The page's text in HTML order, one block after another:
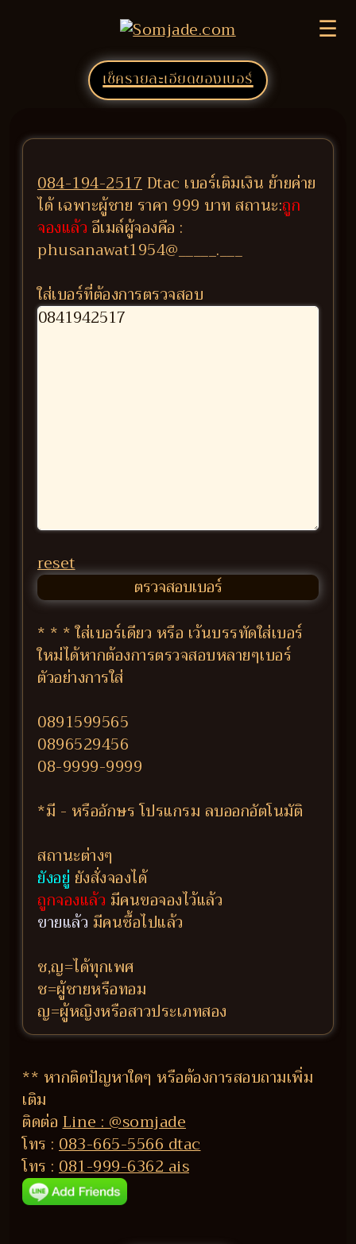
☰
เช็ครายละเอียดของเบอร์
084-194-2517Dtac เบอร์เติมเงิน ย้ายค่าย
ได้ เฉพาะผู้ชาย ราคา 999 บาท สถานะ:ถูก
จองแล้ว อีเมล์ผู้จองคือ :
phusanawat1954@_____.___
ใส่เบอร์ที่ต้องการตรวจสอบ
reset
* * * ใส่เบอร์เดียว หรือ เว้นบรรทัดใส่เบอร์
ใหม่ได้หากต้องการตรวจสอบหลายๆเบอร์
ตัวอย่างการใส่
0891599565
0896529456
08-9999-9999
*มี - หรืออักษร โปรแกรม ลบออกอัตโนมัติ
สถานะต่างๆ
ยังอยู่ ยังสั่งจองได้
ถูกจองแล้ว มีคนขอจองไว้แล้ว
ขายแล้ว มีคนซื้อไปแล้ว
ช,ญ=ได้ทุกเพศ
ช=ผู้ชายหรือทอม
ญ=ผู้หญิงหรือสาวประเภทสอง
** หากติดปัญหาใดๆ หรือต้องการสอบถามเพิ่ม
เติม
ติดต่อLine : @somjade
โทร : 083-665-5566 dtac
โทร : 081-999-6362 ais